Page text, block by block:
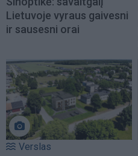
Lietuvoje vyraus gaivesni
ir sausesni orai
Verslas